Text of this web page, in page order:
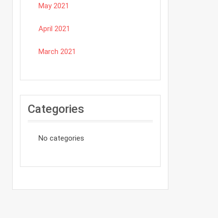
May 2021
April 2021
March 2021
Categories
No categories